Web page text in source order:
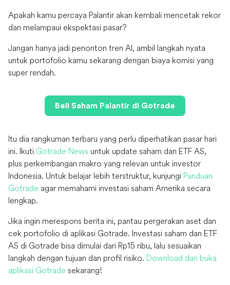
Apakah kamu percaya Palantir akan kembali mencetak rekor
dan melampaui ekspektasi pasar?
Jangan hanya jadi penonton tren AI, ambil langkah nyata
untuk portofolio kamu sekarang dengan biaya komisi yang
super rendah.
Beli Saham Palantir di Gotrade
Itu dia rangkuman terbaru yang perlu diperhatikan pasar hari
ini. Ikuti Gotrade News untuk update saham dan ETF AS,
plus perkembangan makro yang relevan untuk investor
Indonesia. Untuk belajar lebih terstruktur, kunjungi Panduan
Gotrade agar memahami investasi saham Amerika secara
lengkap.
Jika ingin merespons berita ini, pantau pergerakan aset dan
cek portofolio di aplikasi Gotrade. Investasi saham dan ETF
AS di Gotrade bisa dimulai dari Rp15 ribu, lalu sesuaikan
langkah dengan tujuan dan profil risiko. Download dan buka
aplikasi Gotrade sekarang!